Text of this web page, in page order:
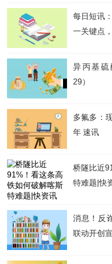
每日短讯
一关键点
异丙基硫
29）
多氟多：
年 速讯
桥隧比近
特难题|快
消息！反
联动开创